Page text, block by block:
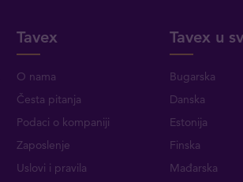
Tavex
O nama
Česta pitanja
Podaci o kompaniji
Zaposlenje
Uslovi i pravila
Tavex u
Bugarska
Danska
Estonija
Finska
Mađarska